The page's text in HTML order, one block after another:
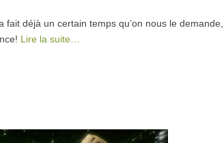
fait déjà un certain temps qu’on nous le
Lire la suite…